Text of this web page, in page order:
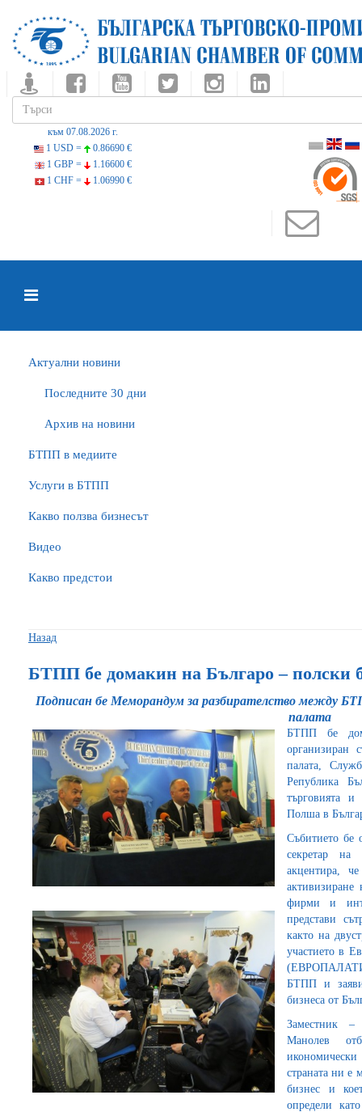
към 07.08.2026 г.
1 USD =
0.86690 €
1 GBP =
1.16600 €
1 CHF =
1.06990 €
Актуални новини
Последните 30 дни
Архив на новини
БTПП в медиите
Услуги в БТПП
Какво ползва бизнесът
Видео
Какво предстои
Назад
БТПП бе домакин на Българо – полски
Подписан бе Меморандум за разбирателство между
палата
БТПП бе
организиран
палата,
Република
търговията
Полша в
Събитието бе
секретар на
акцентира,
активизиране
фирми и
представи
както на
участието в
БТПП и заяви
бизнеса от
Заместник –
Манолев
икономически
страната ни е
бизнес и
определи